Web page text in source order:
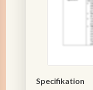
Specifikation